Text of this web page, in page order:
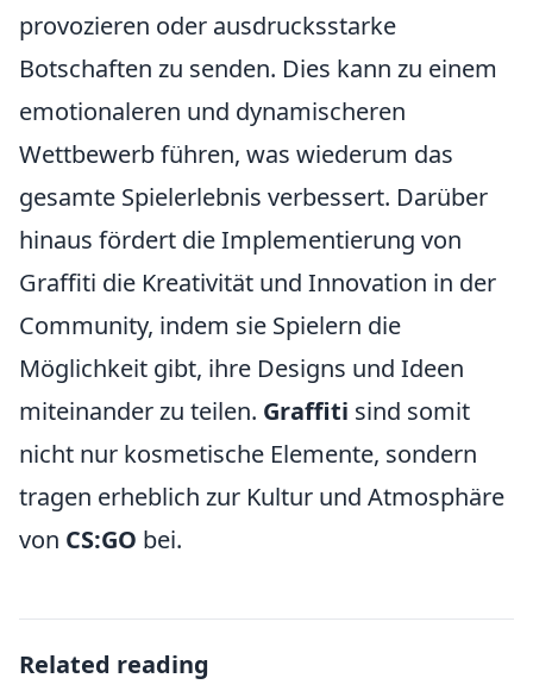
provozieren oder ausdrucksstarke
Botschaften zu senden. Dies kann zu einem
emotionaleren und dynamischeren
Wettbewerb führen, was wiederum das
gesamte Spielerlebnis verbessert. Darüber
hinaus fördert die Implementierung von
Graffiti die Kreativität und Innovation in der
Community, indem sie Spielern die
Möglichkeit gibt, ihre Designs und Ideen
miteinander zu teilen. Graffiti sind somit
nicht nur kosmetische Elemente, sondern
tragen erheblich zur Kultur und Atmosphäre
von CS:GO bei.
Related reading